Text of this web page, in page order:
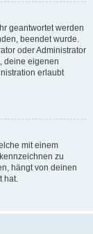
geantwortet werden
beendet wurde.
oder Administrator
deine eigenen
erlaubt
mit einem
zu
hängt von deinen
hat.